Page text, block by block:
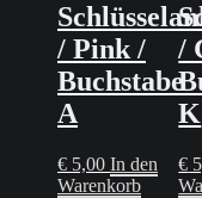
/ Pink /
Buchstabe
A
€ 5,00 In den
Warenkorb
/
K
€